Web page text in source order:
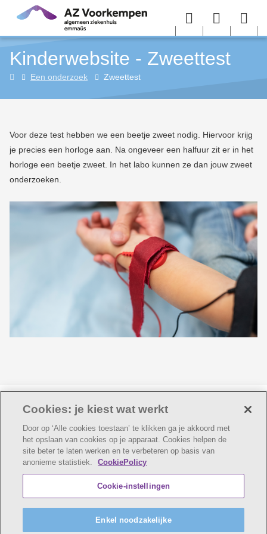
Overslaan en naar de inhoud gaan
Menu User
menu
Kinderwebsite - Zweettest
Kinderwebsite
Een onderzoek Zweettest
Voor deze test hebben we een beetje zweet nodig. Hiervoor krijg
je precies een horloge aan. Na ongeveer een halfuur zit er in het
horloge een beetje zweet. In het labo kunnen ze dan jouw zweet
onderzoeken.
© AZ Voorkempen
Cookie verklaring
Privacybeleid
Webtoegankelijkheidsverklaring
AZ Voorkempen maakt deel uit van
Maatschappelijke zetel Edgard Tinellaan 1c, 2800
Cookies: je kiest wat werkt
Door op ‘Alle cookies toestaan’ te klikken ga je akkoord met
het opslaan van cookies op je apparaat. Cookies helpen de
site beter te laten werken en te verbeteren op basis van
anonieme statistiek.
CookiePolicy
Cookie-instellingen
Enkel noodzakelijke